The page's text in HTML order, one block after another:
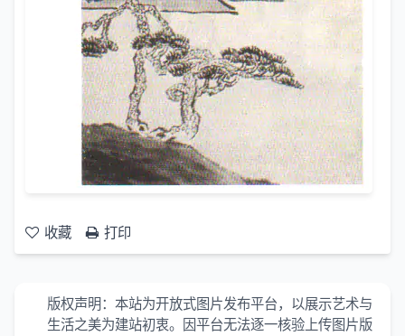
收藏 打印
版权声明：本站为开放式图片发布平台，以展示艺术与
生活之美为建站初衷。因平台无法逐一核验上传图片版